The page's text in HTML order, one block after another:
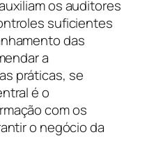
os auditores
suficientes
das
a
práticas, se
é o
com os
o negócio da